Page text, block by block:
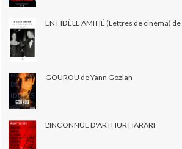
EN FIDÈLE AMITIÉ (Lettres de cinéma)
GOUROU de Yann Gozlan
L'INCONNUE D'ARTHUR HARARI